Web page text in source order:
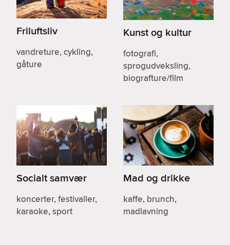
Friluftsliv
vandreture, cykling,
gåture
Kunst og kultur
fotografi,
sprogudveksling,
biografture/film
Socialt samvær
koncerter, festivaller,
karaoke, sport
Mad og drikke
kaffe, brunch,
madlavning